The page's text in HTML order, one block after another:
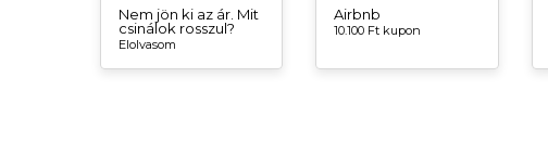
Nem jön ki az ár. Mit
csinálok rosszul?
Elolvasom
Airbnb
10.100 Ft kupon